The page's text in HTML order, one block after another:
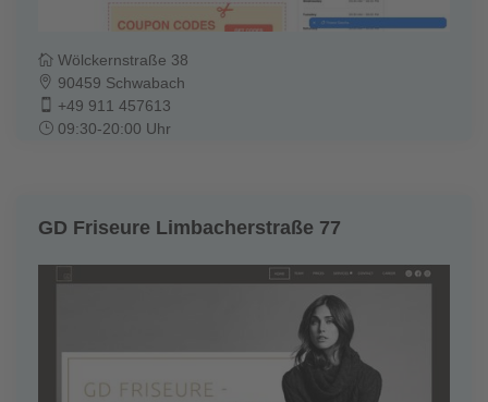
Wölckernstraße 38
90459 Schwabach
+49 911 457613
09:30-20:00 Uhr
GD Friseure Limbacherstraße 77